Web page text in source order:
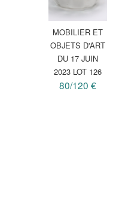
MOBILIER ET
OBJETS D'ART
DU 17 JUIN
2023 LOT 126
80/120 €